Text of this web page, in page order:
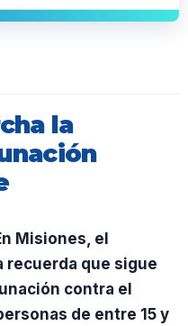
la
Misiones, el
recuerda que sigue
contra el
de entre 15 y